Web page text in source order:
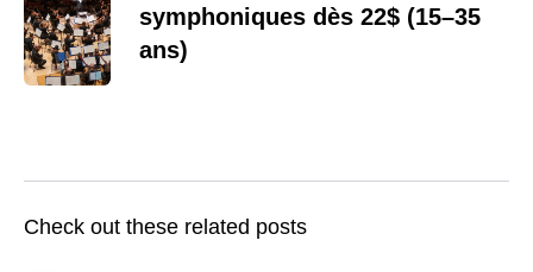
symphoniques dès 22$ (15–35
ans)
Check out these related posts